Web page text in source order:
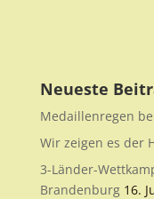
Neueste
Medaillenregen
Wir zeigen es der
3-Länder-
Brandenburg 16.